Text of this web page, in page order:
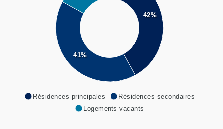
42%
41%
Résidences principales
Résidences secondaires
Logements vacants